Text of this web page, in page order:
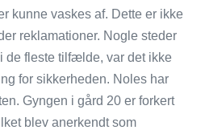
kunne vaskes af. Dette er ikke
reklamationer. Nogle steder
de fleste tilfælde, var det ikke
for sikkerheden. Noles har
Gyngen i gård 20 er forkert
blev anerkendt som